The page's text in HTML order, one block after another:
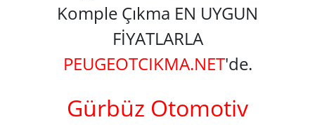
Komple Çıkma EN UYGUN
FİYATLARLA
PEUGEOTCIKMA.NET'de.
Gürbüz Otomotiv